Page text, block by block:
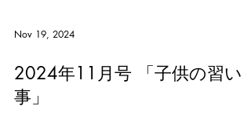
Nov 19, 2024